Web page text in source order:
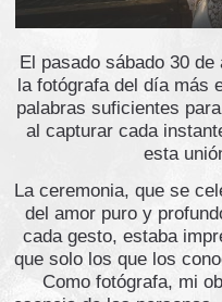
El pasado sábado 30
la fotógrafa del día más
palabras suficientes
al capturar cada
esta
La ceremonia, que se
del amor puro y
cada gesto, estaba
que solo los que los
Como fotógrafa, mi